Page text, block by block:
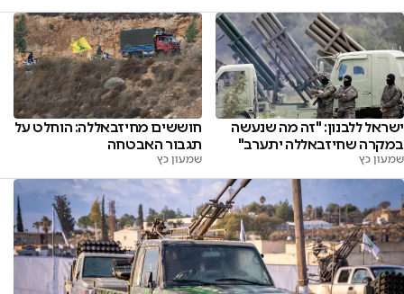
ישראל ללבנון: "זה מה שנעשה
במקרה שחיזבאללה יתערב"
שמעון כץ
חוששים מחיזבאללה: הוחלט על
תגבור האבטחה
שמעון כץ